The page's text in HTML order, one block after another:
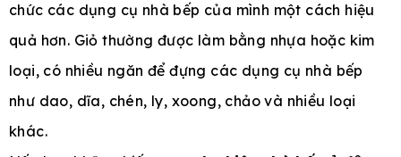
chức các dụng cụ nhà bếp của mình một cách hiệu
quả hơn. Giỏ thường được làm bằng nhựa hoặc kim
loại, có nhiều ngăn để đựng các dụng cụ nhà bếp
như dao, dĩa, chén, ly, xoong, chảo và nhiều loại
khác.